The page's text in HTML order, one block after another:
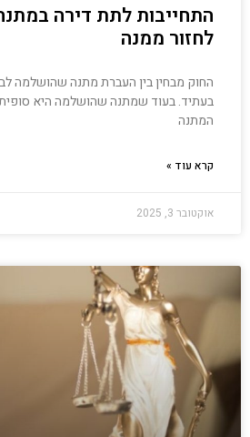
התחייבות לתת דירה
לחזור ממנה
החוק מבחין בין העברת מתנה שהושלמה
בעתיד. בעוד שמתנה שהושלמה היא
המתנה
קרא עוד »
אוקטובר 3, 2025